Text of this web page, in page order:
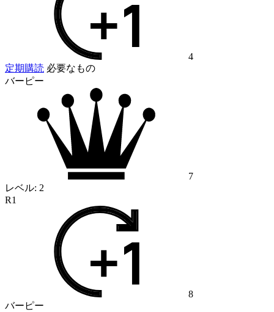
4
定期購読 必要なもの
バーピー
7
レベル: 2
R1
8
バーピー